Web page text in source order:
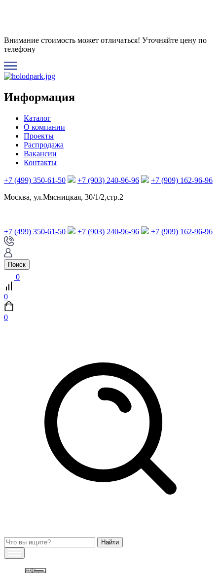
Внимание стоимость может отличаться! Уточняйте цену по
телефону
Информация
Каталог
О компании
Проекты
Распродажа
Вакансии
Контакты
+7 (499) 350-61-50 +7 (903) 240-96-96
+7 (909) 162-96-96
Москва, ул.Мясницкая, 30/1/2,стр.2
+7 (499) 350-61-50 +7 (903) 240-96-96 +7 (909) 162-96-96
Поиск
0
0
0